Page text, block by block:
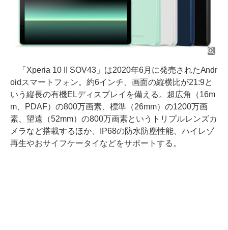
「Xperia 10 II SOV43」は2020年6月に発売されたAndr
oidスマートフォン。約6インチ、画面の縦横比が21:9と
いう縦長の有機ELディスプレイを備える。超広角（16m
m、PDAF）の800万画素、標準（26mm）の1200万画
素、望遠（52mm）の800万画素というトリプルレンズカ
メラなど搭載するほか、IP68の防水防塵性能、ハイレゾ
再生やおサイフケータイなどをサポートする。